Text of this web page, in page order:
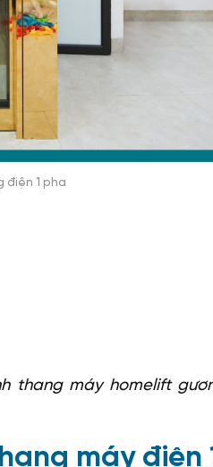
điện 1 pha
thang máy homelift
máy điện